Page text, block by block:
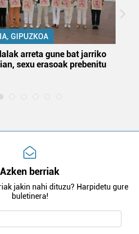
GIPUZKOA
arreta gune bat jarriko
sexu erasoak prebenitu
Azken berriak
jakin nahi dituzu? Harpidetu gure
buletinera!